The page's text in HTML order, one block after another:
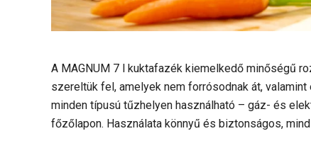
A MAGNUM 7 l kuktafazék kiemelkedő minőségű
szereltük fel, amelyek nem forrósodnak át,
minden típusú tűzhelyen használható – gáz- és
főzőlapon. Használata könnyű és biztonságos,